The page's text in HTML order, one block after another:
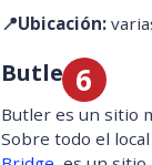
📍Ubicación:
Butler
Butler es un sitio
Sobre todo el